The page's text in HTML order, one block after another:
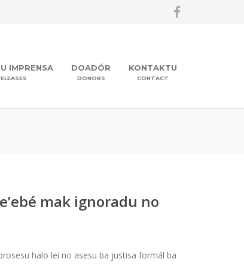
IMPRENSA DOADÓR
DONORS
KONTAKTU
CONTACT
mak ignoradu no
halo lei no asesu ba justisa formál ba